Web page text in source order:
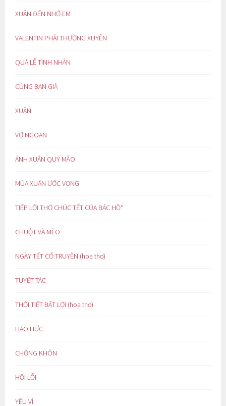
XUÂN ĐẾN NHỚ EM
VALENTIN PHẢI THƯỜNG XUYÊN
QUÀ LỄ TÌNH NHÂN
CÙNG BẠN GIÀ
XUÂN
VỢ NGOAN
ÁNH XUÂN QUÝ MÃO
MÙA XUÂN ƯỚC VỌNG
TIẾP LỜI THƠ CHÚC TẾT CỦA BÁC HỒ*
CHUỘT VÀ MÈO
NGÀY TẾT CỔ TRUYỀN (hoạ thơ)
TUYỆT TÁC
THỜI TIẾT BẤT LỢI (hoạ thơ)
HÁO HỨC
CHỒNG KHÔN
HỐI LỖI
YÊU VÌ